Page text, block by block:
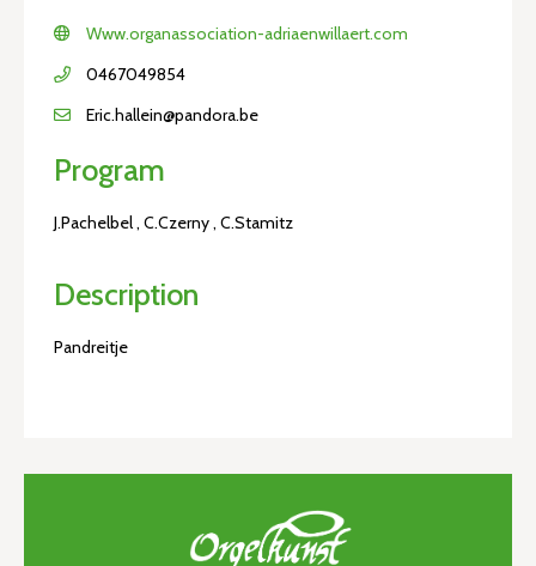
Www.organassociation-adriaenwillaert.com
0467049854
Eric.hallein@pandora.be
Program
J.Pachelbel , C.Czerny , C.Stamitz
Description
Pandreitje